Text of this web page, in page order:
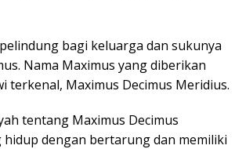
bagi keluarga dan sukunya
Nama Maximus yang diberikan
terkenal, Maximus Decimus Meridius.
tentang Maximus Decimus
dengan bertarung dan memiliki